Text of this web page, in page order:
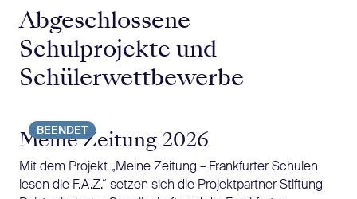
Abgeschlossene
Schulprojekte und
Schülerwettbewerbe
BEENDET
Meine Zeitung 2026
Mit dem Projekt „Meine Zeitung – Frankfurter Schulen
lesen die F.A.Z.“ setzen sich die Projektpartner Stiftung